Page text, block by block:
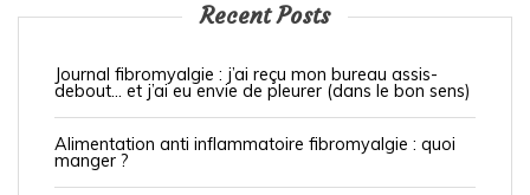
Recent Posts
Journal fibromyalgie : j’ai reçu mon bureau assis-
debout… et j’ai eu envie de pleurer (dans le bon sens)
Alimentation anti inflammatoire fibromyalgie : quoi
manger ?